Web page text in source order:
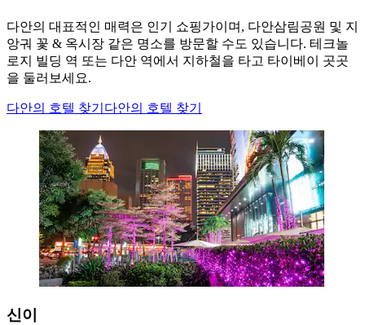
다안의 대표적인 매력은 인기 쇼핑가이며, 다안삼림공원 및 지
앙궈 꽃 & 옥시장 같은 명소를 방문할 수도 있습니다. 테크놀
로지 빌딩 역 또는 다안 역에서 지하철을 타고 타이베이 곳곳
을 둘러보세요.
다안의 호텔 찾기 다안의 호텔 찾기
신이